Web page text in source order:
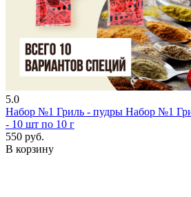
5.0
Набор №1 Гриль - пудры Набор №1
- 10 шт по 10 г
550 руб.
В корзину